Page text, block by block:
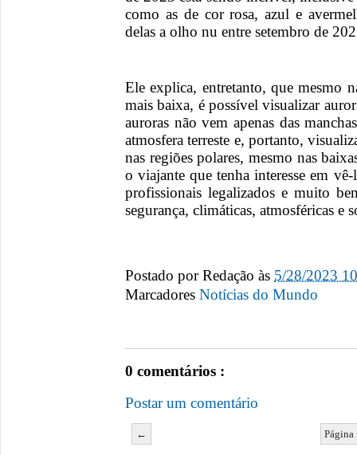
como as de cor rosa, azul e
delas a olho nu entre setembro de
Ele explica, entretanto, que mesmo
mais baixa, é possível visualizar
auroras não vem apenas das
atmosfera terreste e, portanto,
nas regiões polares, mesmo nas
o viajante que tenha interesse em
profissionais legalizados e muito
segurança, climáticas, atmosféricas e
Postado porRedação às 5/28/2023
Marcadores Notícias do Mundo
0 comentários :
Postar um comentário
←